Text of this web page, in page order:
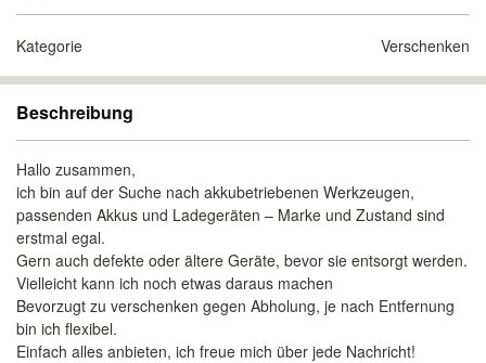
Kategorie Verschenken
Beschreibung
Hallo zusammen,
ich bin auf der Suche nach akkubetriebenen Werkzeugen,
passenden Akkus und Ladegeräten – Marke und Zustand sind
erstmal egal.
Gern auch defekte oder ältere Geräte, bevor sie entsorgt werden.
Vielleicht kann ich noch etwas daraus machen
Bevorzugt zu verschenken gegen Abholung, je nach Entfernung
bin ich flexibel.
Einfach alles anbieten, ich freue mich über jede Nachricht!